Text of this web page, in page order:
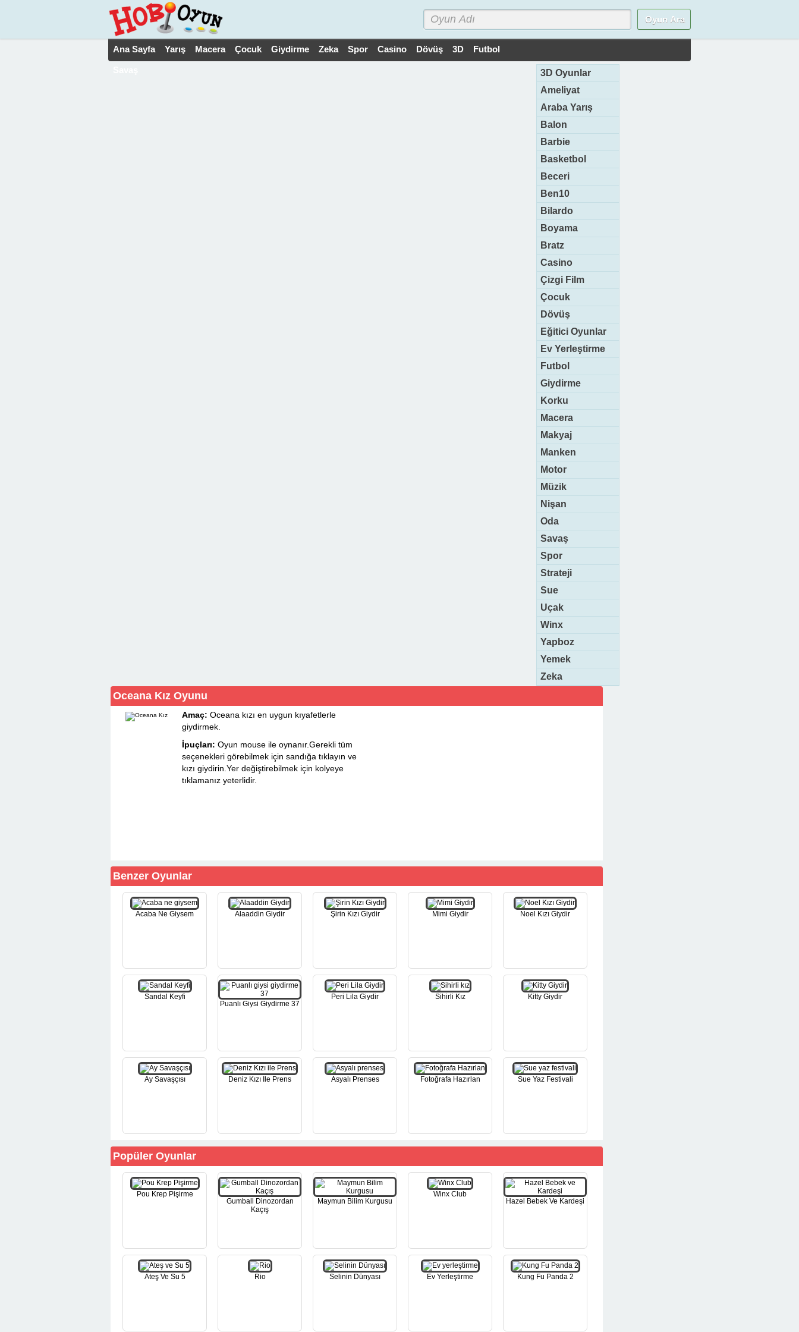
Ana Sayfa Yarış Macera Çocuk Giydirme Zeka Spor Casino Dövüş 3D Futbol
3D Oyunlar
Ameliyat
Araba Yarış
Balon
Barbie
Basketbol
Beceri
Ben10
Bilardo
Boyama
Bratz
Casino
Çizgi Film
Çocuk
Dövüş
Eğitici Oyunlar
Ev Yerleştirme
Futbol
Giydirme
Korku
Macera
Makyaj
Manken
Motor
Müzik
Nişan
Oda
Savaş
Spor
Strateji
Sue
Uçak
Winx
Yapboz
Yemek
Zeka
Oceana Kız Oyunu
Amaç: Oceana kızı en uygun kıyafetlerle
giydirmek.
İpuçları: Oyun mouse ile oynanır.Gerekli tüm
seçenekleri görebilmek için sandığa tıklayın ve
kızı giydirin.Yer değiştirebilmek için kolyeye
tıklamanız yeterlidir.
Benzer Oyunlar
Acaba Ne Giysem Alaaddin Giydir Şirin Kızı Giydir Mimi Giydir Noel Kızı Giydir
Sandal Keyfi
Puanlı Giysi Giydirme 37
Peri Lila Giydir Sihirli Kız Kitty Giydir
Ay Savaşçısı Deniz Kızı Ile Prens Asyalı Prenses Fotoğrafa Hazırlan Sue Yaz Festivali
Popüler Oyunlar
Pou Krep Pişirme
Gumball Dinozordan
Kaçış
Maymun Bilim Kurgusu
Winx Club
Hazel Bebek Ve Kardeşi
Ateş Ve Su 5 Rio Selinin Dünyası Ev Yerleştirme Kung Fu Panda 2